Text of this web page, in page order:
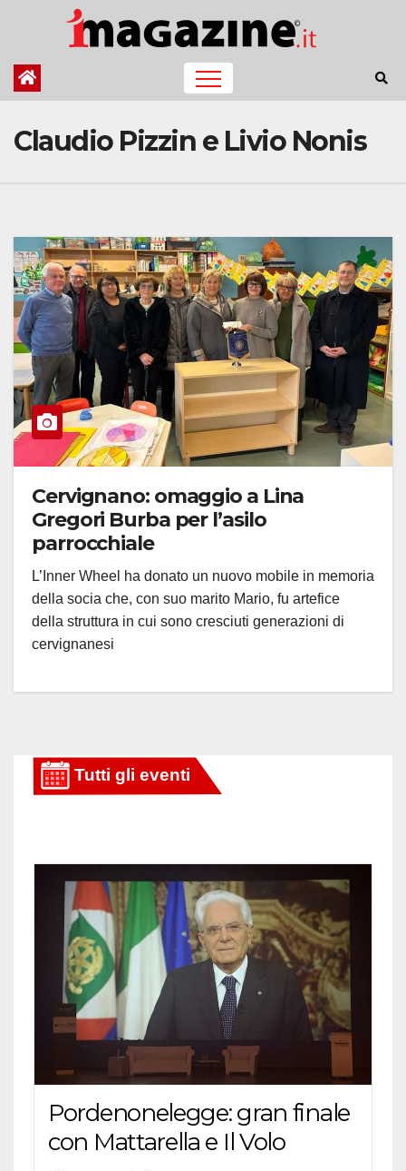
Claudio Pizzin e Livio Nonis
Cervignano: omaggio a Lina
Gregori Burba per l’asilo
parrocchiale
L’Inner Wheel ha donato un nuovo mobile in memoria
della socia che, con suo marito Mario, fu artefice
della struttura in cui sono cresciuti generazioni di
cervignanesi
Pordenonelegge: gran finale
con Mattarella e Il Volo